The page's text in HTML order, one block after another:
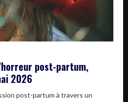
post-partum,
2026
post-partum à travers un